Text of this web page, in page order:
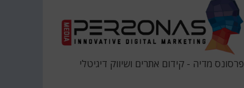
פרסונס מדיה - קידום אתרים ושיווק דיגיטלי